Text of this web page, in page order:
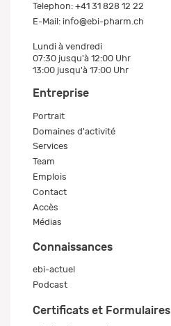
Telephon: +41 31 828 12 22
E-Mail: info@ebi-pharm.ch
Lundi à vendredi
07:30 jusqu'à 12:00 Uhr
13:00 jusqu'à 17:00 Uhr
Entreprise
Portrait
Domaines d'activité
Services
Team
Emplois
Contact
Accès
Médias
Connaissances
ebi-actuel
Podcast
Certificats et Formulaires